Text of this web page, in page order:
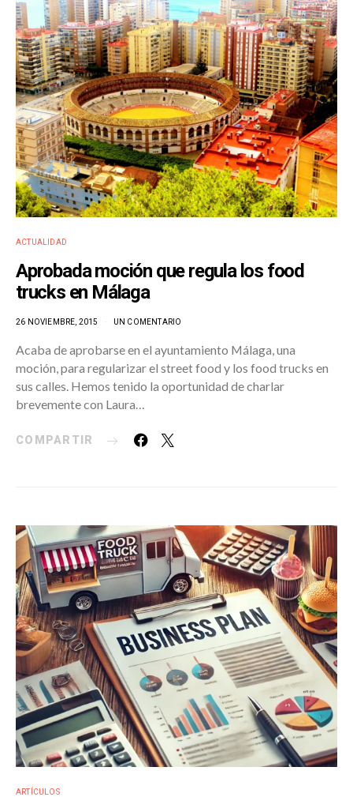
ACTUALIDAD
Aprobada moción que regula los food
trucks en Málaga
26 NOVIEMBRE, 2015 UN COMENTARIO
Acaba de aprobarse en el ayuntamiento Málaga, una
moción, para regularizar el street food y los food trucks en
sus calles. Hemos tenido la oportunidad de charlar
brevemente con Laura…
COMPARTIR
ARTÍCULOS